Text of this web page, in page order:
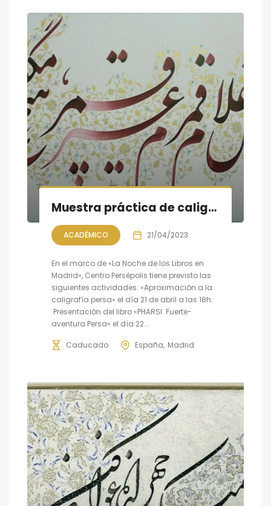
Muestra práctica de caligrafía persa; la Noche de libros en Madrid
ACADÉMICO 21/04/2023
En el marco de «La Noche de los Libros en
Madrid«, Centro Persépolis tiene previsto las
siguientes actividades: «Aproximación a la
caligrafía persa» el día 21 de abril a las 18h.
Presentación del libro «PHARSI. Fuerte-
aventura Persa» el día 22...
Caducado España Madrid